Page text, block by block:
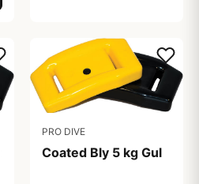
PRO DIVE
Coated Bly 5 kg Gul